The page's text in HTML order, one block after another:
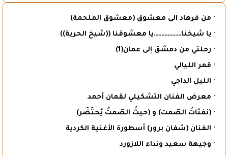
· من فرهاد الى معشوق (معشوق الملحمة)
· يا شيخنا………………يا معشوقنا ((شيخ الحرية))
· رحلتي من دمشق إلى عمان(1)
· قمر الليالي
· الليل الداجي
· معرض الفنان التشكيلي لقمان أحمد
· (نفثاتُ الصّمت) و (حيثُ الصّمتُ يُحتَضَر)
· الفنان (شفان برور) أسطورة الأغنية الكردية
· وجيهة سعيد ونداء اللازورد